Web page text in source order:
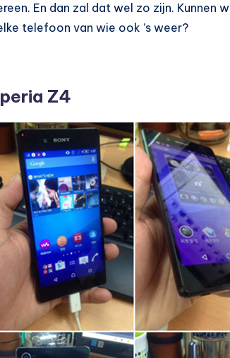
En dan zal dat wel zo zijn.
telefoon van wie ook ’s weer?
Z4